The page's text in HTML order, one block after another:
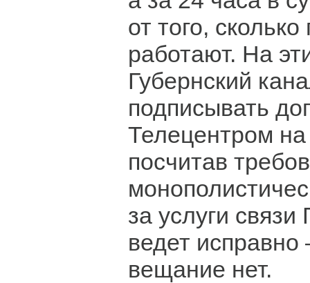
от того,
работают. На
Губернский
подписывать
Телецентром на
посчитав
за услуги связи
ведет исправно
вещание нет.